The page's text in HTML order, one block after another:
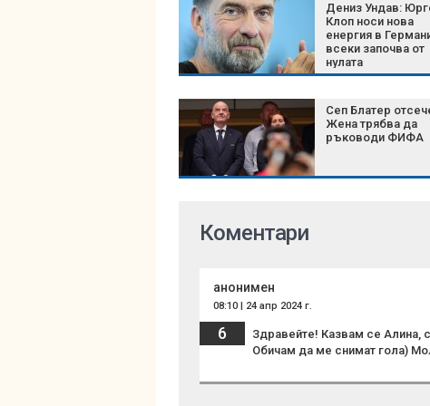
Дениз Ундав:
Клоп носи нова
енергия в
всеки започва от
нулата
Сеп Блатер
Жена трябва да
ръководи ФИФА
Коментари
анонимен
08:10 | 24 апр 2024 г.
6
Здравейте! Казвам се Алина,
Обичам да ме снимат гола)